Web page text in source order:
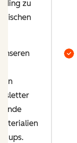
zu
ups.